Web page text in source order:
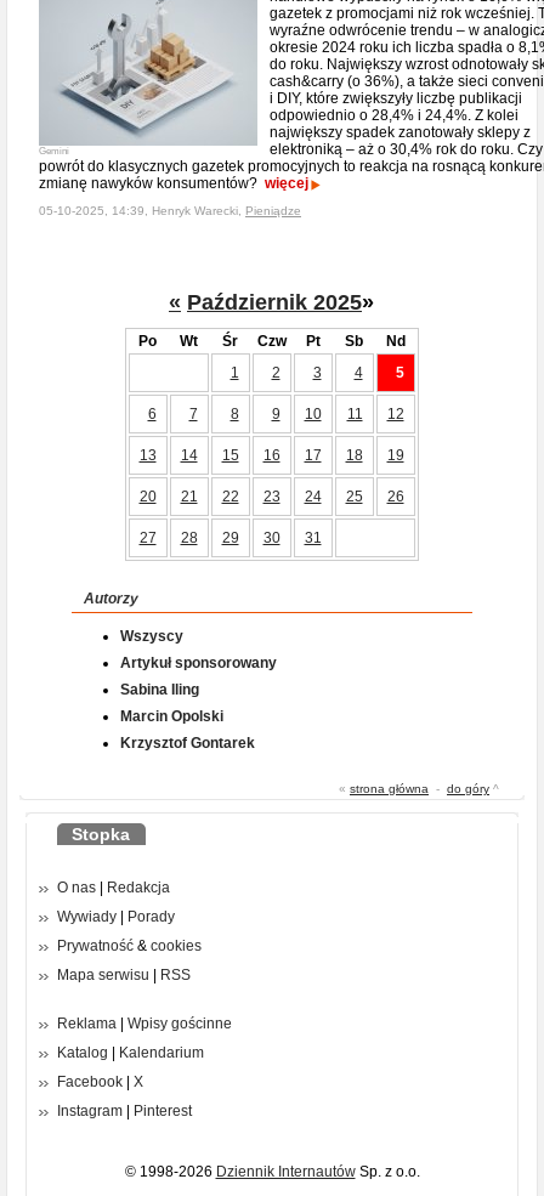
Gemini
gazetek z promocjami niż rok wcześniej.
wyraźne odwrócenie trendu – w
okresie 2024 roku ich liczba spadła o
do roku. Największy wzrost odnotowały
cash&carry (o 36%), a także sieci
i DIY, które zwiększyły liczbę publikacji
odpowiednio o 28,4% i 24,4%. Z kolei
największy spadek zanotowały sklepy z
elektroniką – aż o 30,4% rok do roku. Czy
powrót do klasycznych gazetek promocyjnych to reakcja na rosnącą
zmianę nawyków konsumentów? więcej
05-10-2025, 14:39, Henryk Warecki, Pieniądze
« Październik 2025»
Po Wt Śr Czw Pt Sb
Nd
1
2 3 4 5
6 7 8 9 10 11 12
13 14 15 16 17 18 19
20 21 22 23 24 25 26
27 28 29 30 31
Autorzy
Wszyscy
Artykuł sponsorowany
Sabina Iling
Marcin Opolski
Krzysztof Gontarek
« strona główna - do góry ^
Stopka
O nas
Redakcja
Wywiady
Porady
Prywatność & cookies
Mapa serwisu
RSS
Reklama
Wpisy gościnne
Katalog
Kalendarium
Facebook
X
Instagram
Pinterest
© 1998-2026 Dziennik InternautówSp. z o.o.